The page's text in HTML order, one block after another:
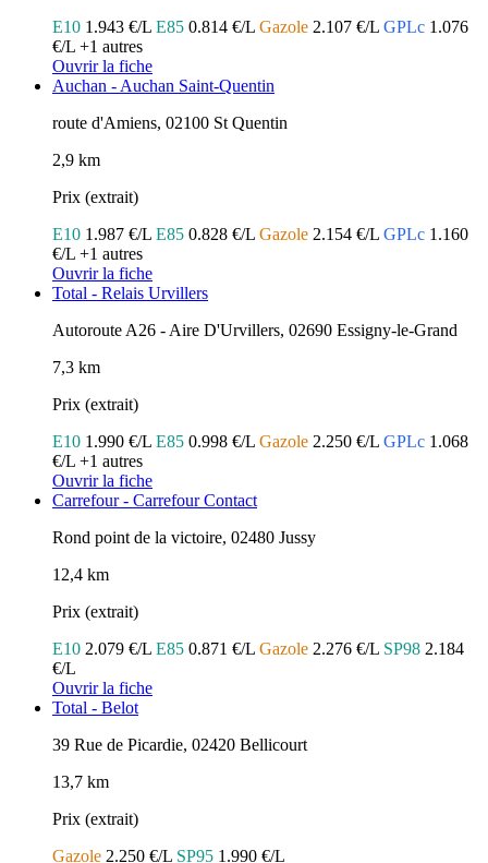
E10 1.943 €/L E85 0.814 €/L Gazole 2.107 €/L GPLc 1.076
€/L +1 autres
Ouvrir la fiche
Auchan - Auchan Saint-Quentin
route d'Amiens, 02100 St Quentin
2,9 km
Prix (extrait)
E10 1.987 €/L E85 0.828 €/L Gazole 2.154 €/L GPLc 1.160
€/L +1 autres
Ouvrir la fiche
Total - Relais Urvillers
Autoroute A26 - Aire D'Urvillers, 02690 Essigny-le-Grand
7,3 km
Prix (extrait)
E10 1.990 €/L E85 0.998 €/L Gazole 2.250 €/L GPLc 1.068
€/L +1 autres
Ouvrir la fiche
Carrefour - Carrefour Contact
Rond point de la victoire, 02480 Jussy
12,4 km
Prix (extrait)
E10 2.079 €/L E85 0.871 €/L Gazole 2.276 €/L SP98 2.184
€/L
Ouvrir la fiche
Total - Belot
39 Rue de Picardie, 02420 Bellicourt
13,7 km
Prix (extrait)
Gazole 2.250 €/L SP95 1.990 €/L